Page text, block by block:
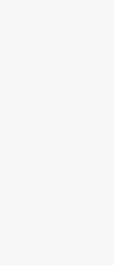
tecnici. La chiusura del
della navigazione in